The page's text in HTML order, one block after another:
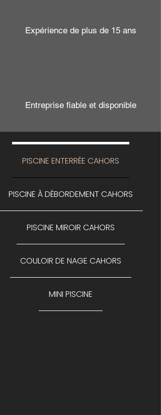
Expérience de plus de 15 ans
Entreprise fiable et disponible
PISCINE ENTERRÉE CAHORS
PISCINE À DÉBORDEMENT CAHORS
PISCINE MIROIR CAHORS
COULOIR DE NAGE CAHORS
MINI PISCINE